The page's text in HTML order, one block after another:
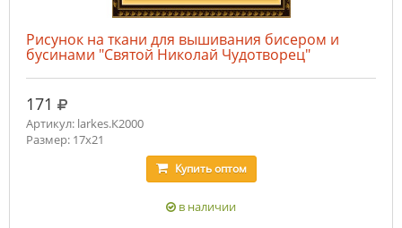
Рисунок на ткани для вышивания бисером и
бусинами "Святой Николай Чудотворец"
171 руб.
Артикул: larkes.К2000
Размер: 17х21
Купитьоптом
в наличии